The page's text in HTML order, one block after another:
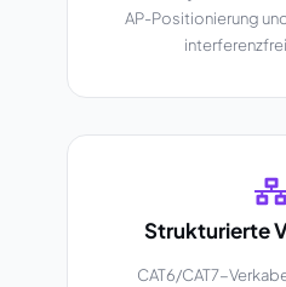
AP-Positionierung
Strukturierte
CAT6/CAT7-